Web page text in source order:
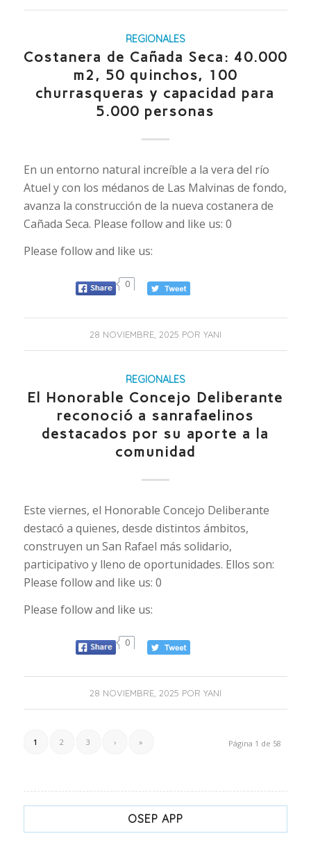
REGIONALES
Costanera de Cañada Seca: 40.000
m2, 50 quinchos, 100
churrasqueras y capacidad para
5.000 personas
En un entorno natural increíble a la vera del río
Atuel y con los médanos de Las Malvinas de fondo,
avanza la construcción de la nueva costanera de
Cañada Seca. Please follow and like us: 0
Please follow and like us:
0
28 NOVIEMBRE, 2025 POR YANI
REGIONALES
El Honorable Concejo Deliberante
reconoció a sanrafaelinos
destacados por su aporte a la
comunidad
Este viernes, el Honorable Concejo Deliberante
destacó a quienes, desde distintos ámbitos,
construyen un San Rafael más solidario,
participativo y lleno de oportunidades. Ellos son:
Please follow and like us: 0
Please follow and like us:
0
28 NOVIEMBRE, 2025 POR YANI
Página 1 de 58
1 2 3 › »
OSEP APP